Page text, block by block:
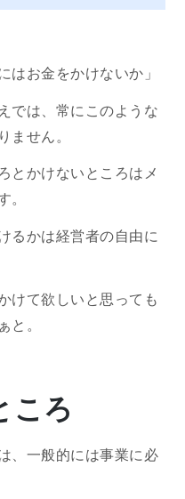
はお金をかけないか」
では、常にこのような
ません。
とかけないところはメ
。
るかは経営者の自由に
けて欲しいと思っても
と。
ころ
、一般的には事業に必